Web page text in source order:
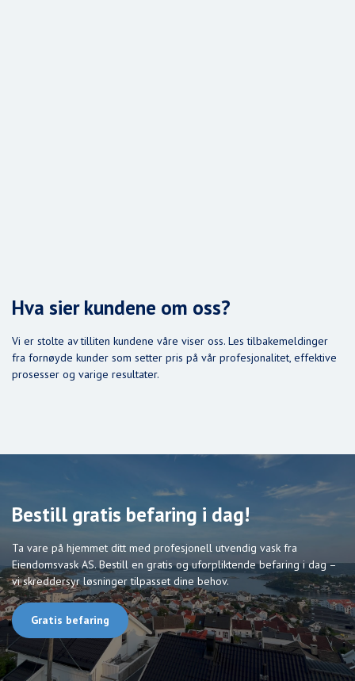
Hva sier kundene om oss?
Vi er stolte av tilliten kundene våre viser oss. Les tilbakemeldinger
fra fornøyde kunder som setter pris på vår profesjonalitet, effektive
prosesser og varige resultater.
Bestill gratis befaring i dag!
Ta vare på hjemmet ditt med profesjonell utvendig vask fra
Eiendomsvask AS. Bestill en gratis og uforpliktende befaring i dag –
vi skreddersyr løsninger tilpasset dine behov.
Gratis befaring